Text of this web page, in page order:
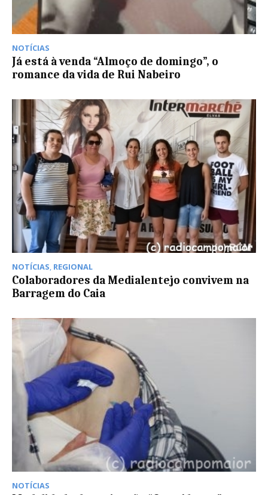
NOTÍCIAS
Já está à venda “Almoço de domingo”, o
romance da vida de Rui Nabeiro
NOTÍCIAS REGIONAL
Colaboradores da Medialentejo convivem na
Barragem do Caia
NOTÍCIAS